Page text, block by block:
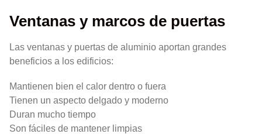
Ventanas y marcos de puertas
Las ventanas y puertas de aluminio aportan grandes
beneficios a los edificios:
Mantienen bien el calor dentro o fuera
Tienen un aspecto delgado y moderno
Duran mucho tiempo
Son fáciles de mantener limpias